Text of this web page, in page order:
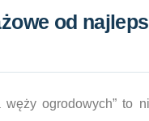
od
węży ogrodowych” to